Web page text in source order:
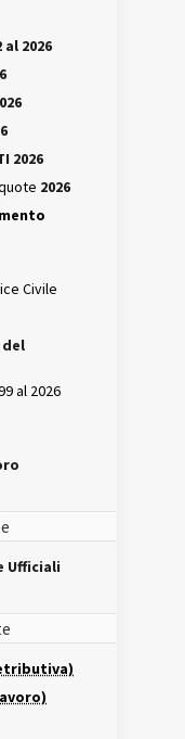
2026
2026
2026
Civile
del
al 2026
Ufficiali